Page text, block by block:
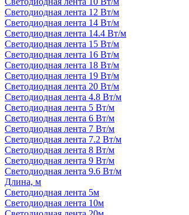
Светодиодная лента 12 Вт/м
Светодиодная лента 14 Вт/м
Светодиодная лента 14.4 Вт/м
Светодиодная лента 15 Вт/м
Светодиодная лента 16 Вт/м
Светодиодная лента 18 Вт/м
Светодиодная лента 19 Вт/м
Светодиодная лента 20 Вт/м
Светодиодная лента 4.8 Вт/м
Светодиодная лента 5 Вт/м
Светодиодная лента 6 Вт/м
Светодиодная лента 7 Вт/м
Светодиодная лента 7.2 Вт/м
Светодиодная лента 8 Вт/м
Светодиодная лента 9 Вт/м
Светодиодная лента 9.6 Вт/м
Длина, м
Светодиодная лента 5м
Светодиодная лента 10м